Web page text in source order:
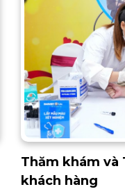
nhân, gia đình
khỏe và tương lai.
Thăm khám và
khách hàng